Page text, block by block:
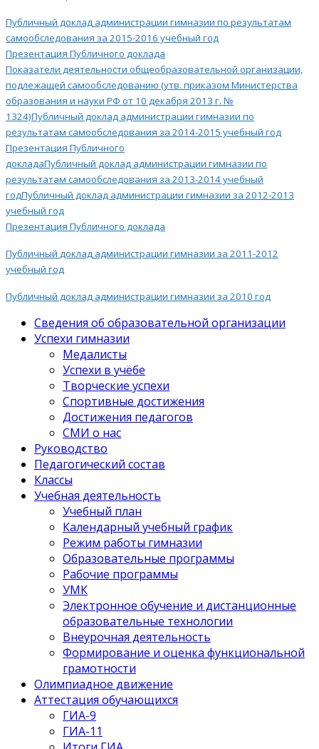
Публичный доклад администрации гимназии по результатам
самообследования за 2015-2016 учебный год
Презентация Публичного доклада
Показатели деятельности общеобразовательной организации,
подлежащей самообследованию (утв. приказом Министерства
образования и науки РФ от 10 декабря 2013 г. №
1324)Публичный доклад администрации гимназии по
результатам самообследования за 2014-2015 учебный год
Презентация Публичного
докладаПубличный доклад администрации гимназии по
результатам самообследования за 2013-2014 учебный
годПубличный доклад администрации гимназии за 2012-2013
учебный год
Презентация Публичного доклада
Публичный доклад администрации гимназии за 2011-2012
учебный год
Публичный доклад администрации гимназии за 2010 год
Сведения об образовательной организации
Успехи гимназии
Медалисты
Успехи в учёбе
Творческие успехи
Спортивные достижения
Достижения педагогов
СМИ о нас
Руководство
Педагогический состав
Классы
Учебная деятельность
Учебный план
Календарный учебный график
Режим работы гимназии
Образовательные программы
Рабочие программы
УМК
Электронное обучение и дистанционные
образовательные технологии
Внеурочная деятельность
Формирование и оценка функциональной
грамотности
Олимпиадное движение
Аттестация обучающихся
ГИА-9
ГИА-11